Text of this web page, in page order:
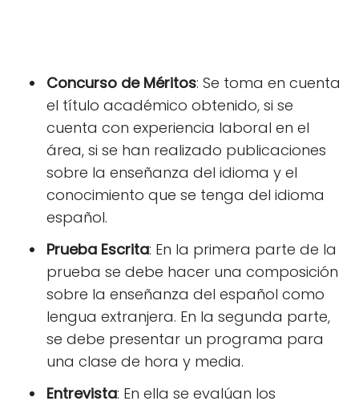
Concurso de Méritos: Se toma en cuenta
el título académico obtenido, si se
cuenta con experiencia laboral en el
área, si se han realizado publicaciones
sobre la enseñanza del idioma y el
conocimiento que se tenga del idioma
español.
Prueba Escrita: En la primera parte de la
prueba se debe hacer una composición
sobre la enseñanza del español como
lengua extranjera. En la segunda parte,
se debe presentar un programa para
una clase de hora y media.
Entrevista: En ella se evalúan los